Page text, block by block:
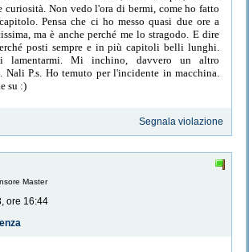
curiosità. Non vedo l'ora di bermi, come ho fatto
Pensa che ci ho messo quasi due ore a
ma è anche perché me lo stragodo. E dire
posti sempre e in più capitoli belli lunghi.
lamentarmi. Mi inchino, davvero un altro
P.s. Ho temuto per l'incidente in macchina.
su :)
Segnala violazione
Master
ore 16:44